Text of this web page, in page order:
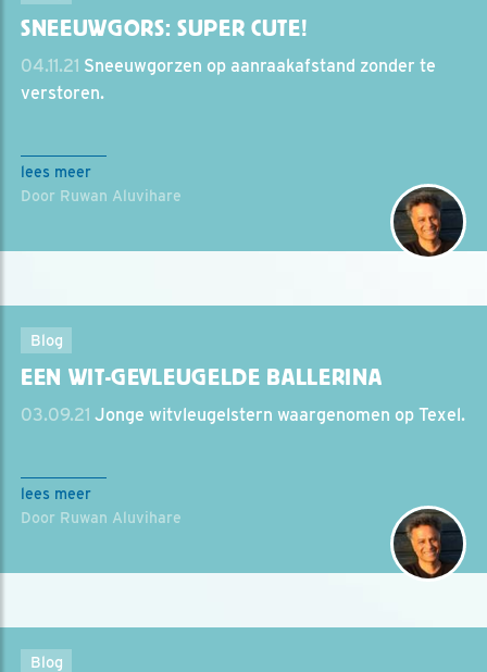
SNEEUWGORS: SUPER CUTE!
04.11.21 Sneeuwgorzen op aanraakafstand zonder te
verstoren.
lees meer
Door Ruwan Aluvihare
Blog
EEN WIT-GEVLEUGELDE BALLERINA
03.09.21 Jonge witvleugelstern waargenomen op Texel.
lees meer
Door Ruwan Aluvihare
Blog